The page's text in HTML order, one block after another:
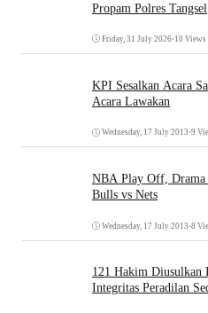
Propam Polres Tangsel
Friday, 31 July 2026•10 Views
KPI Sesalkan Acara
Acara Lawakan
Wednesday, 17 July 2013 •9
NBA Play Off, Drama
Bulls vs Nets
Wednesday, 17 July 2013 •8
121 Hakim Diusulkan
Integritas Peradilan